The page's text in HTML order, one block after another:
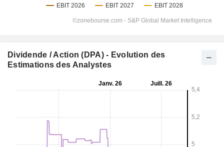
Dividende / Action (DPA) - Evolution des
Estimations des Analystes